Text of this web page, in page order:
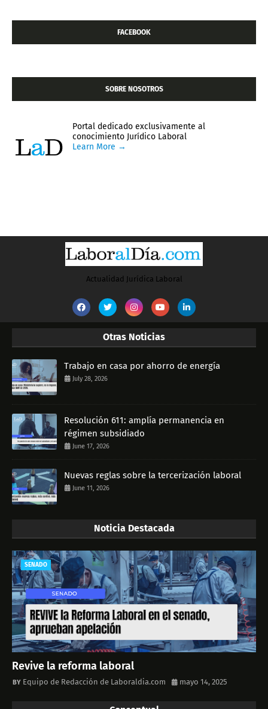
FACEBOOK
SOBRE NOSOTROS
Portal dedicado exclusivamente al
conocimiento Jurídico Laboral
Learn More →
Actualidad Jurídica Laboral
Otras Noticias
Trabajo en casa por ahorro de energía
July 28, 2026
Resolución 611: amplía permanencia en
régimen subsidiado
June 17, 2026
Nuevas reglas sobre la tercerización laboral
June 11, 2026
Noticia Destacada
SENADO
Revive la reforma laboral
Equipo de Redacción de Laboraldia.com mayo 14, 2025